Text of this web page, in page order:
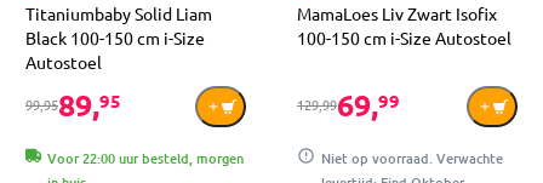
Titaniumbaby Solid Liam
Black 100-150 cm i-Size
Autostoel
99,9589,95
Voor 22:00 uur besteld, morgen
MamaLoes Liv Zwart Isofix
100-150 cm i-Size Autostoel
129,9969,99
Niet op voorraad. Verwachte